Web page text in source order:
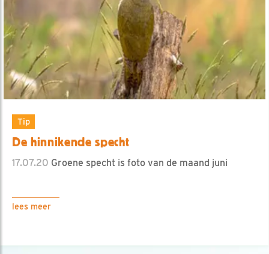
Tip
De hinnikende specht
17.07.20 Groene specht is foto van de maand juni
lees meer